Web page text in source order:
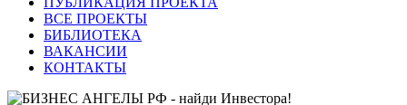
ВСЕ ПРОЕКТЫ
БИБЛИОТЕКА
ВАКАНСИИ
КОНТАКТЫ